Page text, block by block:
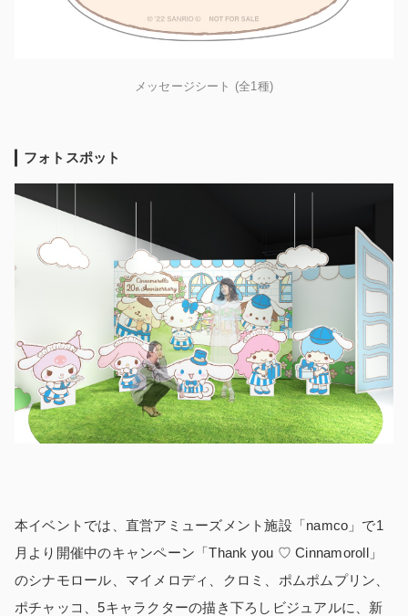
メッセージシート (全1種)
フォトスポット
本イベントでは、直営アミューズメント施設「namco」で1
月より開催中のキャンペーン「Thank you ♡ Cinnamoroll」
のシナモロール、マイメロディ、クロミ、ポムポムプリン、
ポチャッコ、5キャラクターの描き下ろしビジュアルに、新